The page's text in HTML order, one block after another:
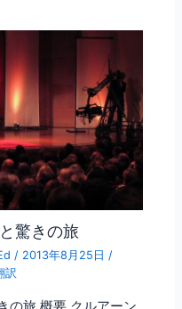
驚きの旅
/ 2013年8月25日/
訳